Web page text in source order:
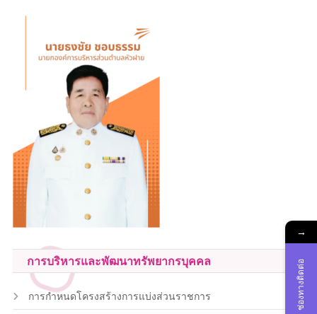
การบริหารและพัฒนาทรัพยากรบุคคล
การกำหนดโครงสร้างการแบ่งส่วนราชการ
→
ช่องทางติดต่อ